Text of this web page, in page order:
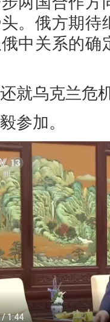
。俄方期待
中关系的确
就乌克兰危
参加。